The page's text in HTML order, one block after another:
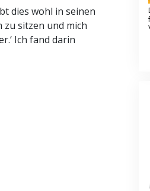
Die
dies wohl in seinen
zu sitzen und mich
Ich fand darin